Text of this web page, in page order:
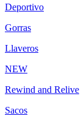
Deportivo
Gorras
Llaveros
NEW
Rewind and Relive
Sacos